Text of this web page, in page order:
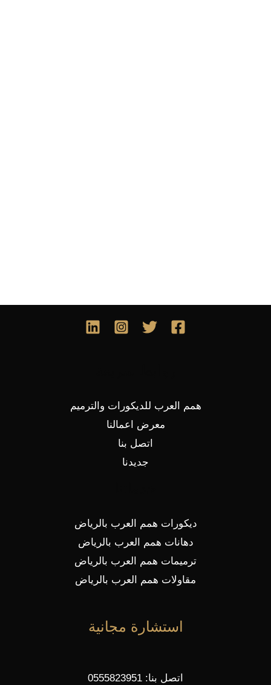
همم العرب للديكورات والترميم
معرض اعمالنا
اتصل بنا
جديدنا
ديكورات همم العرب بالرياض
دهانات همم العرب بالرياض
ترميمات همم العرب بالرياض
مقاولات همم العرب بالرياض
استشارة مجانية
اتصل بنا: 0555823951